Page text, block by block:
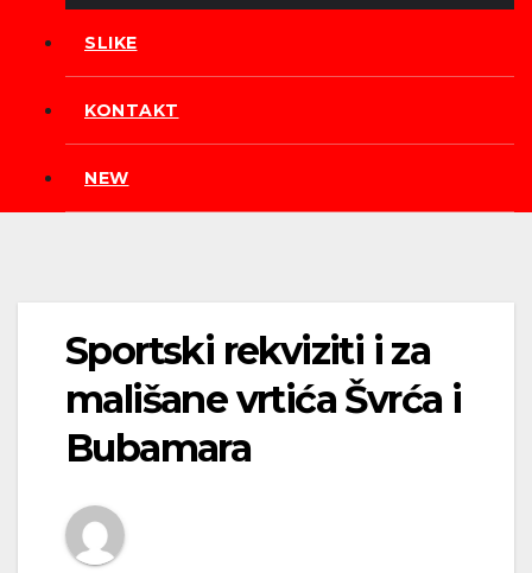
SLIKE
KONTAKT
NEW
Sportski rekviziti i za
mališane vrtića Švrća i
Bubamara